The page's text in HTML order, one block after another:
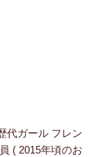
代ガール フレン
( 2015年頃のお